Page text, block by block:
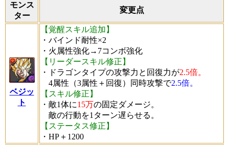
モンス
ター
変更点
ベジッ
ト
【覚醒スキル追加】
・バインド耐性×2
・火属性強化→7コンボ強化
【リーダースキル修正】
・ドラゴンタイプの攻撃力と回復力が2.5倍。
4属性（3属性＋回復）同時攻撃で2.5倍。
【スキル修正】
・敵1体に15万の固定ダメージ。
敵の行動を1ターン遅らせる。
【ステータス修正】
・HP＋1200